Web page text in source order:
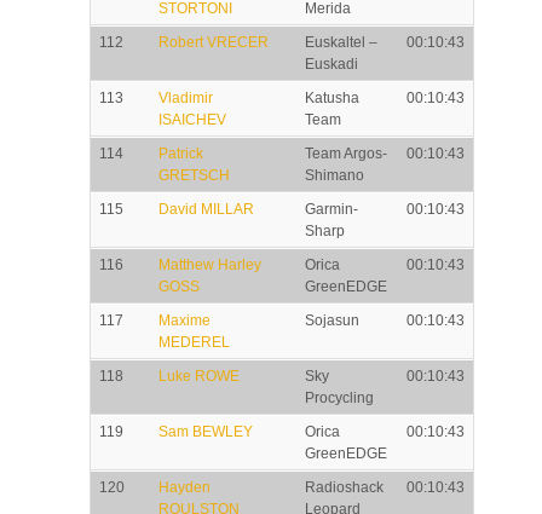
STORTONI
Merida
112 Robert VRECER
Euskaltel –
Euskadi
00:10:43
113
Vladimir
ISAICHEV
Katusha
Team
00:10:43
114
Patrick
GRETSCH
Team Argos-
Shimano
00:10:43
115 David MILLAR
Garmin-
Sharp
00:10:43
116
Matthew Harley
GOSS
Orica
GreenEDGE
00:10:43
117
Maxime
MEDEREL
Sojasun 00:10:43
118 Luke ROWE
Sky
Procycling
00:10:43
119 Sam BEWLEY
Orica
GreenEDGE
00:10:43
120
Hayden
ROULSTON
Radioshack
Leopard
00:10:43